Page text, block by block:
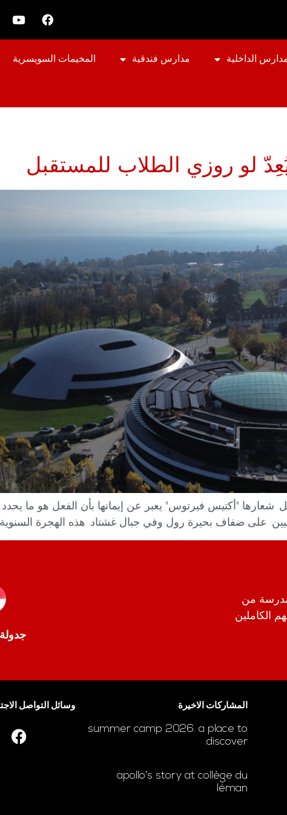
الداخلية مدارس فندقية المخيمات السويسرية
يُعِدّ لو روزي الطلاب للمستقبل
شعارها "أكتيس فيرتوس" يعبر عن إيمانها بأن الفعل هو ما
على ضفاف بحيرة رول وفي جبال غشتاد. هذه الهجرة السنوية
من
الكاملين
المشاركات الاخيرة
summer camp 2026. a place to
discover.
apollo’s story at collège du
léman
وسائل التواصل